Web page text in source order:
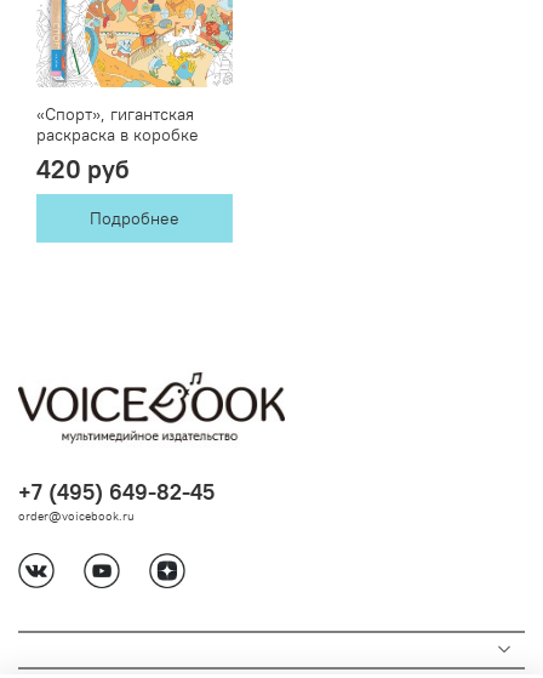
«Спорт», гигантская
раскраска в коробке
420 руб
Подробнее
+7 (495) 649-82-45
order@voicebook.ru